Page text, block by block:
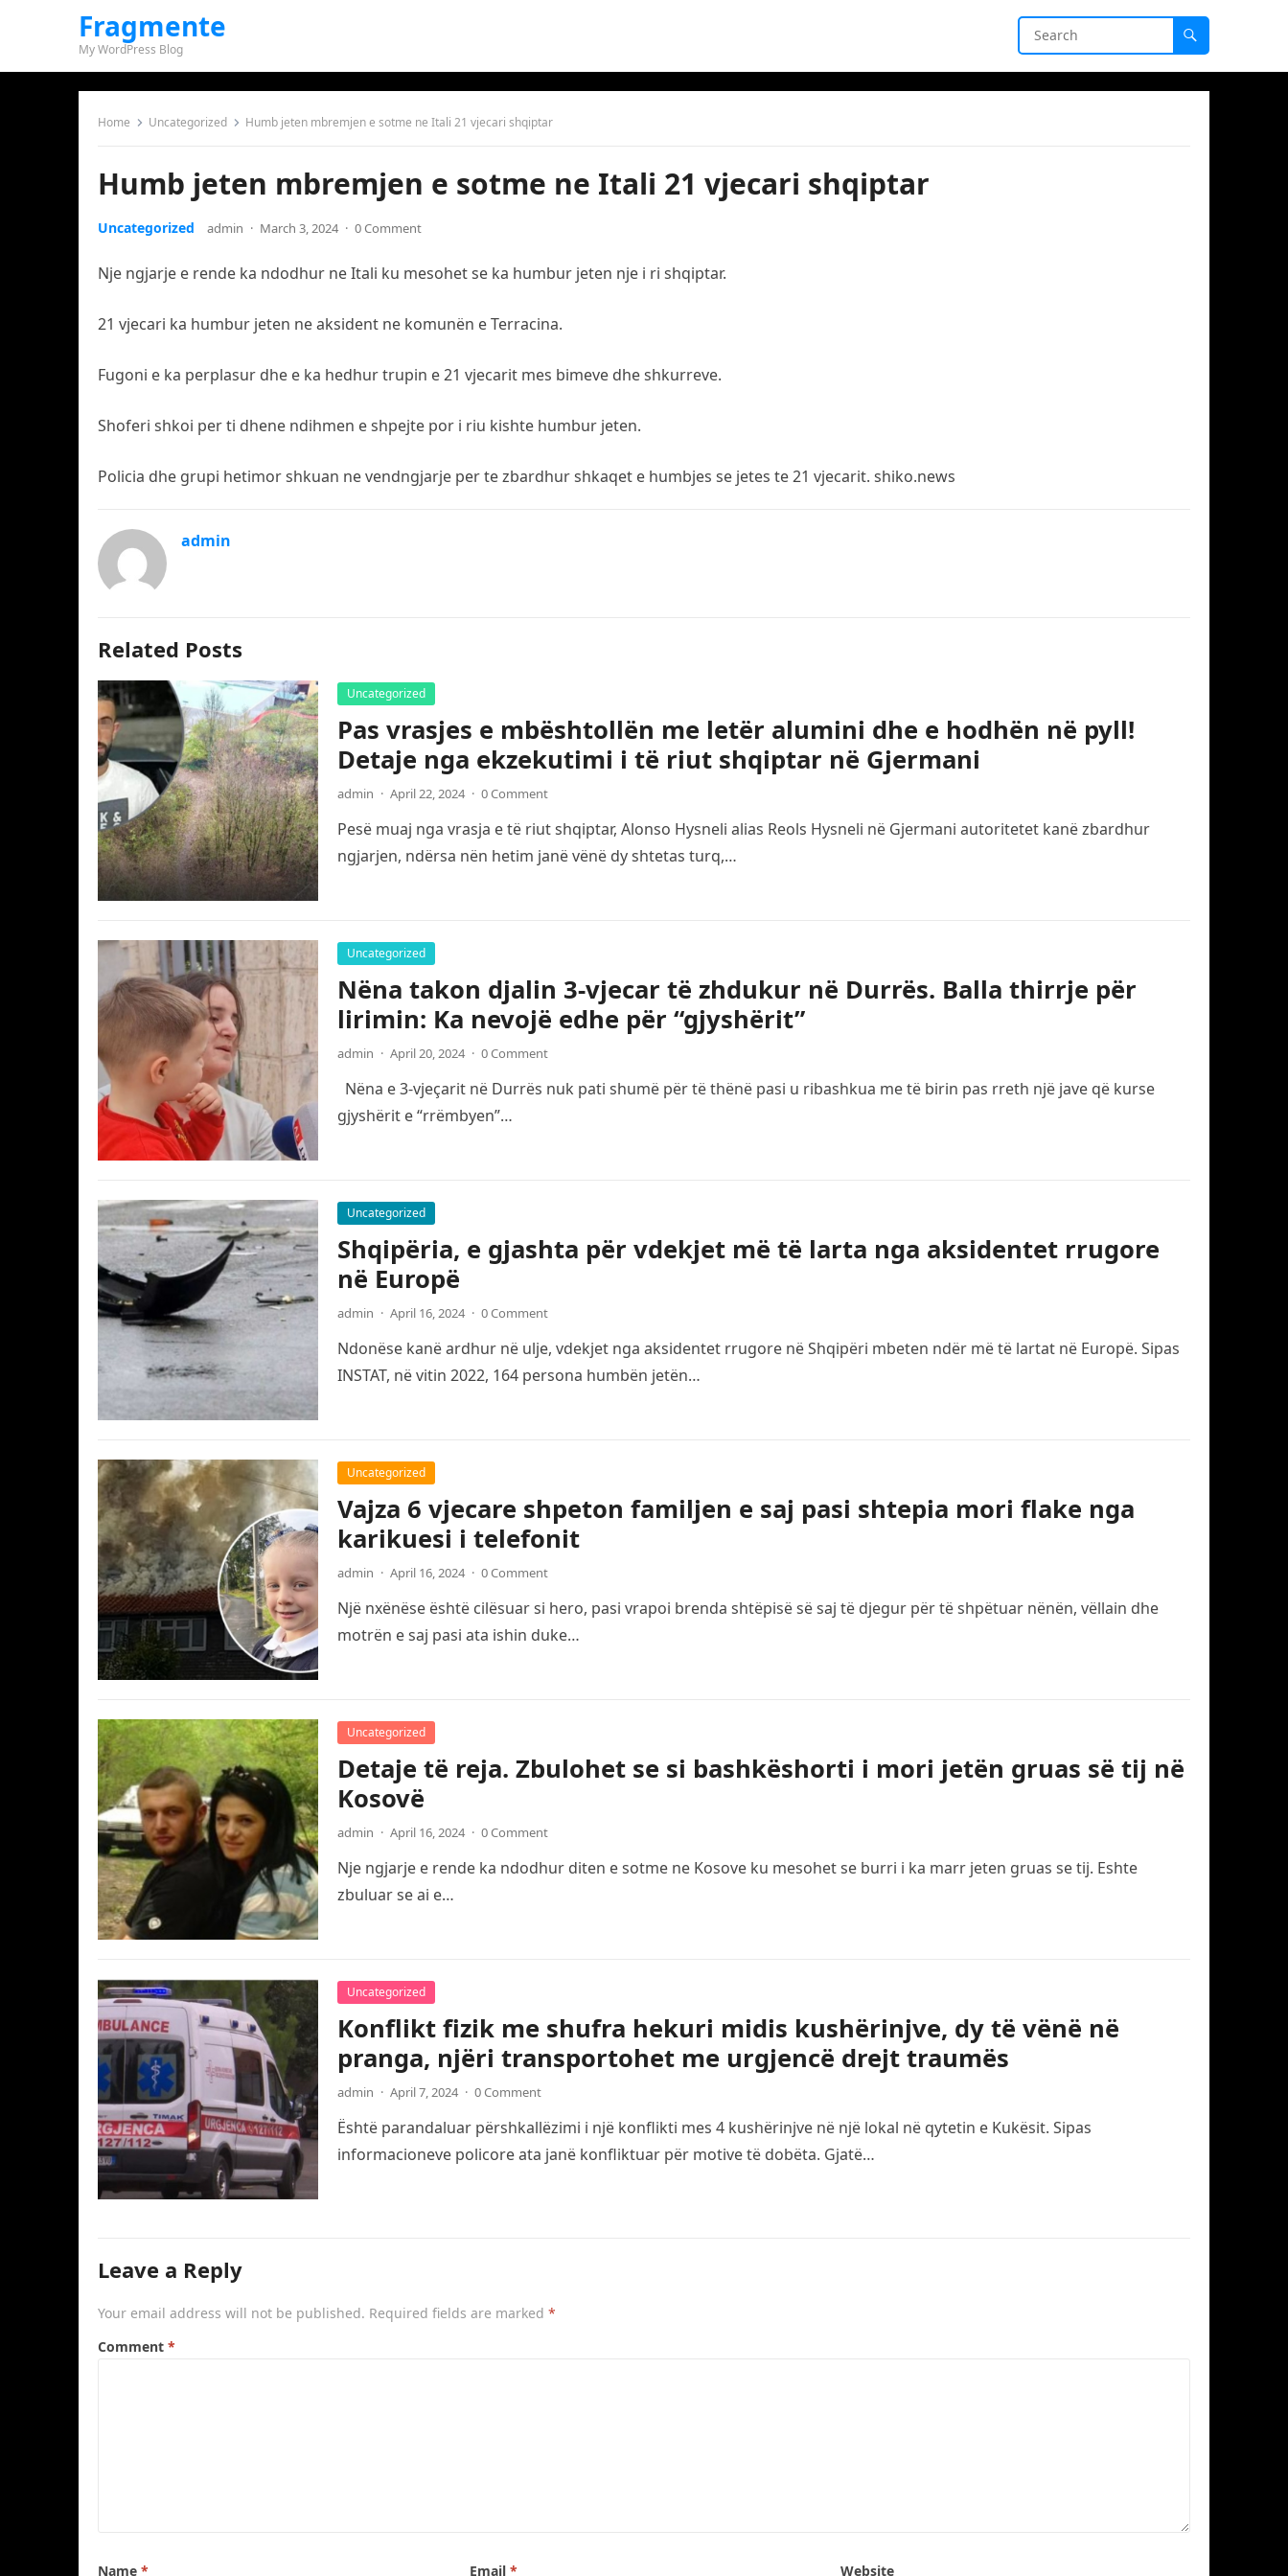
Fragmente
My WordPress Blog
Home Uncategorized Humb jeten mbremjen e sotme ne Itali 21 vjecari shqiptar
Humb jeten mbremjen e sotme ne Itali 21 vjecari shqiptar
Uncategorized admin · March 3, 2024 · 0 Comment
Nje ngjarje e rende ka ndodhur ne Itali ku mesohet se ka humbur jeten nje i ri shqiptar.
21 vjecari ka humbur jeten ne aksident ne komunën e Terracina.
Fugoni e ka perplasur dhe e ka hedhur trupin e 21 vjecarit mes bimeve dhe shkurreve.
Shoferi shkoi per ti dhene ndihmen e shpejte por i riu kishte humbur jeten.
Policia dhe grupi hetimor shkuan ne vendngjarje per te zbardhur shkaqet e humbjes se jetes te 21 vjecarit. shiko.news
admin
Related Posts
Uncategorized
Pas vrasjes e mbështollën me letër alumini dhe e hodhën në pyll!
Detaje nga ekzekutimi i të riut shqiptar në Gjermani
admin · April 22, 2024 · 0 Comment
Pesë muaj nga vrasja e të riut shqiptar, Alonso Hysneli alias Reols Hysneli në Gjermani autoritetet kanë zbardhur
ngjarjen, ndërsa nën hetim janë vënë dy shtetas turq,…
Uncategorized
Nëna takon djalin 3-vjecar të zhdukur në Durrës. Balla thirrje për
lirimin: Ka nevojë edhe për “gjyshërit”
admin · April 20, 2024 · 0 Comment
Nëna e 3-vjeçarit në Durrës nuk pati shumë për të thënë pasi u ribashkua me të birin pas rreth një jave që kurse
gjyshërit e “rrëmbyen”…
Uncategorized
Shqipëria, e gjashta për vdekjet më të larta nga aksidentet rrugore
në Europë
admin · April 16, 2024 · 0 Comment
Ndonëse kanë ardhur në ulje, vdekjet nga aksidentet rrugore në Shqipëri mbeten ndër më të lartat në Europë. Sipas
INSTAT, në vitin 2022, 164 persona humbën jetën…
Uncategorized
Vajza 6 vjecare shpeton familjen e saj pasi shtepia mori flake nga
karikuesi i telefonit
admin · April 16, 2024 · 0 Comment
Një nxënëse është cilësuar si hero, pasi vrapoi brenda shtëpisë së saj të djegur për të shpëtuar nënën, vëllain dhe
motrën e saj pasi ata ishin duke…
Uncategorized
Detaje të reja. Zbulohet se si bashkëshorti i mori jetën gruas së tij në
Kosovë
admin · April 16, 2024 · 0 Comment
Nje ngjarje e rende ka ndodhur diten e sotme ne Kosove ku mesohet se burri i ka marr jeten gruas se tij. Eshte
zbuluar se ai e…
Uncategorized
Konflikt fizik me shufra hekuri midis kushërinjve, dy të vënë në
pranga, njëri transportohet me urgjencë drejt traumës
admin · April 7, 2024 · 0 Comment
Është parandaluar përshkallëzimi i një konflikti mes 4 kushërinjve në një lokal në qytetin e Kukësit. Sipas
informacioneve policore ata janë konfliktuar për motive të dobëta. Gjatë…
Leave a Reply
Your email address will not be published. Required fields are marked *
Comment *
Name * Email * Website